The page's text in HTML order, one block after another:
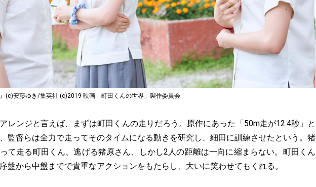
』(c)安藤ゆき/集英社 (c)2019 映画「町田くんの世界」製作委員会
レンジと言えば、まずは町田くんの走りだろう。原作にあった「50m走が12.4秒」と
監督らは全力で走ってそのタイムになる動きを研究し、細田に訓練させたという。猪
て走る町田くん、逃げる猪原さん、しかし2人の距離は一向に縮まらない。町田くん
盤から中盤までで貴重なアクションをもたらし、大いに笑わせてもくれる。